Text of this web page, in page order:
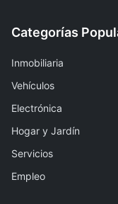
Categorías
Inmobiliaria
Vehículos
Electrónica
Hogar y Jardín
Servicios
Empleo